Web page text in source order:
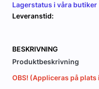
Lagerstatus i våra butiker
Leveranstid:
BESKRIVNING
Produktbeskrivning
OBS! (Appliceras på plats